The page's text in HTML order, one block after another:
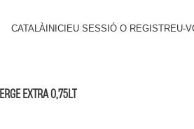
CATALÀINICIEU SESSIÓ O REGISTREU-
EXTRA 0,75LT